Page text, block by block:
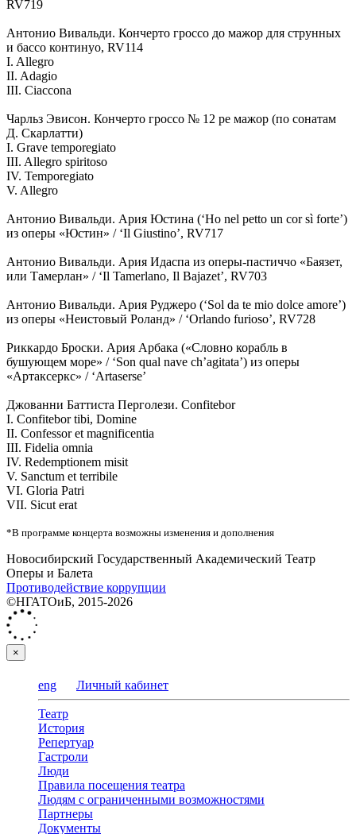
RV719
Антонио Вивальди. Кончерто гроссо до мажор для струнных
и бассо континуо, RV114
I. Allegro
II. Adagio
III. Ciaccona
Чарльз Эвисон. Кончерто гроссо № 12 ре мажор (по сонатам
Д. Скарлатти)
I. Grave temporegiato
III. Allegro spiritoso
IV. Temporegiato
V. Allegro
Антонио Вивальди. Ария Юстина (‘Ho nel petto un cor sì forte’)
из оперы «Юстин» / ‘Il Giustino’, RV717
Антонио Вивальди. Ария Идаспа из оперы-пастиччо «Баязет,
или Тамерлан» / ‘Il Tamerlano, Il Bajazet’, RV703
Антонио Вивальди. Ария Руджеро (‘Sol da te mio dolce amore’)
из оперы «Неистовый Роланд» / ‘Orlando furioso’, RV728
Риккардо Броски. Ария Арбака («Словно корабль в
бушующем море» / ‘Son qual nave ch’agitata’) из оперы
«Артаксеркс» / ‘Artaserse’
Джованни Баттиста Перголези. Confitebor
I. Confitebor tibi, Domine
II. Confessor et magnificentia
III. Fidelia omnia
IV. Redemptionem misit
V. Sanctum et terribile
VI. Gloria Patri
VII. Sicut erat
*В программе концерта возможны изменения и дополнения
Новосибирский Государственный Академический Театр
Оперы и Балета
Противодействие коррупции
©НГАТОиБ, 2015-2026
×
eng Личный кабинет
Театр
История
Репертуар
Гастроли
Люди
Правила посещения театра
Людям с ограниченными возможностями
Партнеры
Документы